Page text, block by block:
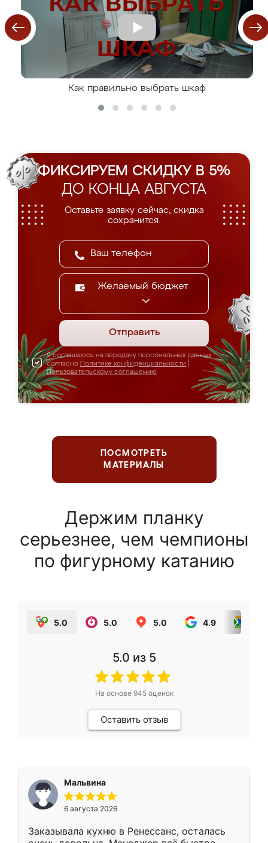
Как правильно выбрать шкаф
ФИКСИРУЕМ СКИДКУ В 5%
ДО КОНЦА АВГУСТА
Оставьте заявку сейчас, скидка
сохранится.
Желаемый бюджет
Отправить
Я соглашаюсь на передачу персональных данных
согласно Политике конфиденциальности
Пользовательскому соглашению
ПОСМОТРЕТЬ
МАТЕРИАЛЫ
Держим планку
серьезнее, чем чемпионы
по фигурному катанию
5.0 5.0 5.0 4.9
5.0 из 5
На основе 945оценок
Оставить отзыв
Мальвина
6 августа 2026
Заказывала кухню в Ренессанс, осталась